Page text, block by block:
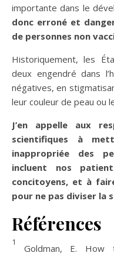
importante dans le
donc erroné et
de personnes non
Historiquement, les
deux engendré dans
négatives, en
leur couleur de peau ou
J’en appelle aux
scientifiques à
inappropriée des
incluent nos
concitoyens, et à
pour ne pas diviser la
Références
1
Goldman, E. How